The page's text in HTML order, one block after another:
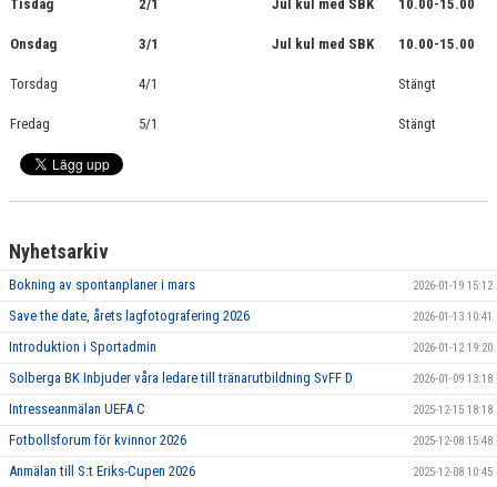
Tisdag 2/1 Jul kul med SBK 10.00-15.00
Onsdag 3/1 Jul kul med SBK 10.00-15.00
Torsdag 4/1 Stängt
Fredag 5/1 Stängt
Nyhetsarkiv
Bokning av spontanplaner i mars 2026-01-19 15:12
Save the date, årets lagfotografering 2026 2026-01-13 10:41
Introduktion i Sportadmin 2026-01-12 19:20
Solberga BK Inbjuder våra ledare till tränarutbildning SvFF D 2026-01-09 13:18
Intresseanmälan UEFA C 2025-12-15 18:18
Fotbollsforum för kvinnor 2026 2025-12-08 15:48
Anmälan till S:t Eriks-Cupen 2026 2025-12-08 10:45